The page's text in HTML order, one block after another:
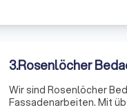
3.Rosenlöcher
Wir sind Rosenlöcher
Fassadenarbeiten. Mit